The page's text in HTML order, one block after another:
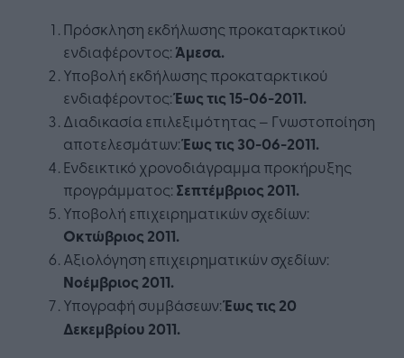
Πρόσκληση εκδήλωσης προκαταρκτικού
ενδιαφέροντος: Άμεσα.
Υποβολή εκδήλωσης προκαταρκτικού
ενδιαφέροντος:Έως τις 15-06-2011.
Διαδικασία επιλεξιμότητας – Γνωστοποίηση
αποτελεσμάτων:Έως τις 30-06-2011.
Ενδεικτικό χρονοδιάγραμμα προκήρυξης
προγράμματος: Σεπτέμβριος 2011.
Υποβολή επιχειρηματικών σχεδίων:
Οκτώβριος 2011.
Αξιολόγηση επιχειρηματικών σχεδίων:
Νοέμβριος 2011.
Υπογραφή συμβάσεων:Έως τις 20
Δεκεμβρίου 2011.